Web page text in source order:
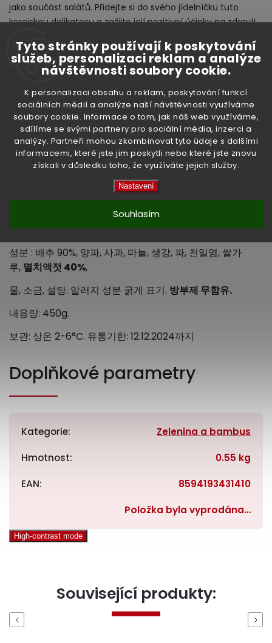
Tyto stránky používají k poskytování
služeb, personalizaci reklam a analýze
návštěvnosti soubory cookie.
K personalizaci obsahu a reklam, poskytování funkcí
sociálních médií a analýze naší návštěvnosti využíváme
soubory cookie. Informace o tom, jak náš web využíváme,
sdílíme se svými partnery pro sociální média, inzerci a
analýzy. Partneři mohou zkombinovat tyto údaje s dalšími
informacemi, které jste jim poskytli nebo které jste znovu
získali v důsledku toho, že využíváte jejich služby.
Nastavení
Souhlasím
jako součást salátů. Přidejte si do svého jídelníčku tuto
korejskou delikatesu a zažijte její pozitivní účinky na zdraví!
Zajímavosti
Kimchi je známé pro svou schopnost přirozeně
fermentovat, což může vést k jemnému "nabývání" při
otevření balení. Tento proces je zcela normální a dokonce
potvrzuje kvalitu a čerstvost produktu. Vychutnejte si
autentickou chuť Koreje přímo ve vaší kuchyni!
매운 발효배추김치. 다양한 젖산발효채소 함유.
성분 : 배추 90%, 양파, 사과, 마늘, 생강, 파, 천일염, 쌀가
루, 멸치액젓 40%,
물, 소금, 설탕. 알러지 성분 굵게 표기. 방부제 무함유.
내용량: 450g.
보관: 상온 2-6°C. 유통기한: 12.12.2024까지
Doplňkové parametry
Kategorie: Zelenina a bambus
Hmotnost: 0.55 kg
EAN: 8594193431410
Položka byla vyprodána…
High-contrast mode
Související produkty:
Previous Next